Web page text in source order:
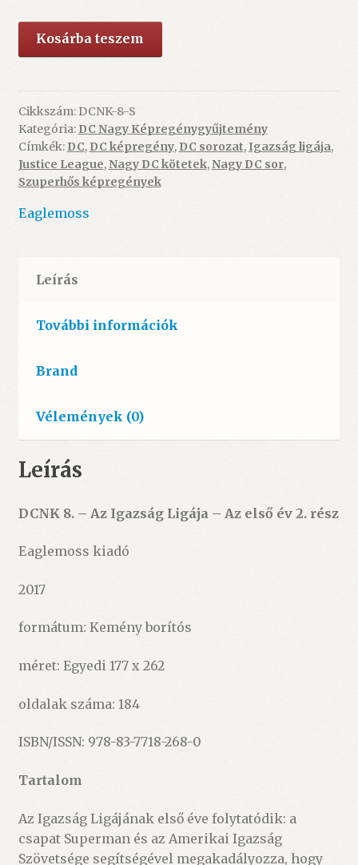
DCNK
Az
Igazság
Ligája
-
Az
első
év
(szépséghibás)
Kosárba teszem
Cikkszám: DCNK-8-S
Kategória: DC Nagy Képregénygyűjtemény
Címkék: DC, DC képregény, DC sorozat,Igazság ligája,
Justice League,Nagy DC kötetek,Nagy DC sor,
Szuperhős képregények
Eaglemoss
Leírás
További információk
Brand
Vélemények (0)
Leírás
DCNK 8. – Az Igazság Ligája – Az első év 2. rész
Eaglemoss kiadó
2017
formátum: Kemény borítós
méret: Egyedi 177 x 262
oldalak száma: 184
ISBN/ISSN: 978-83-7718-268-0
Tartalom
Az Igazság Ligájának első éve folytatódik: a
csapat Superman és az Amerikai Igazság
Szövetsége segítségével megakadályozza, hogy